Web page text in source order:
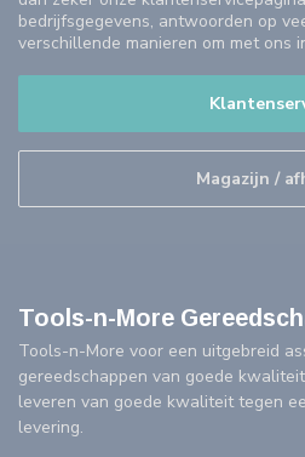
bedrijfsgegevens, antwoorden op
verschillende manieren om met ons
Magazijn /
Tools-n-More
Tools-n-More voor een uitgebreid
gereedschappen van goede
leveren van goede kwaliteit tegen
levering.